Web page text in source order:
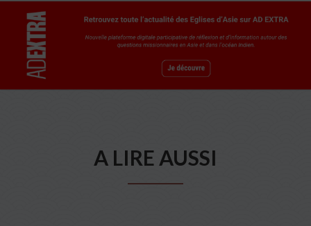
A LIRE AUSSI